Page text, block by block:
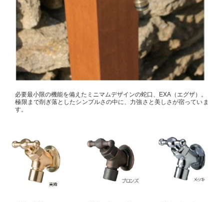
必要最小限の機能を備えたミニマムデザインの蛇口、EXA（エグザ）。
極限まで削ぎ落としたシンプルさの中に、力強さと美しさが宿っていま
す。